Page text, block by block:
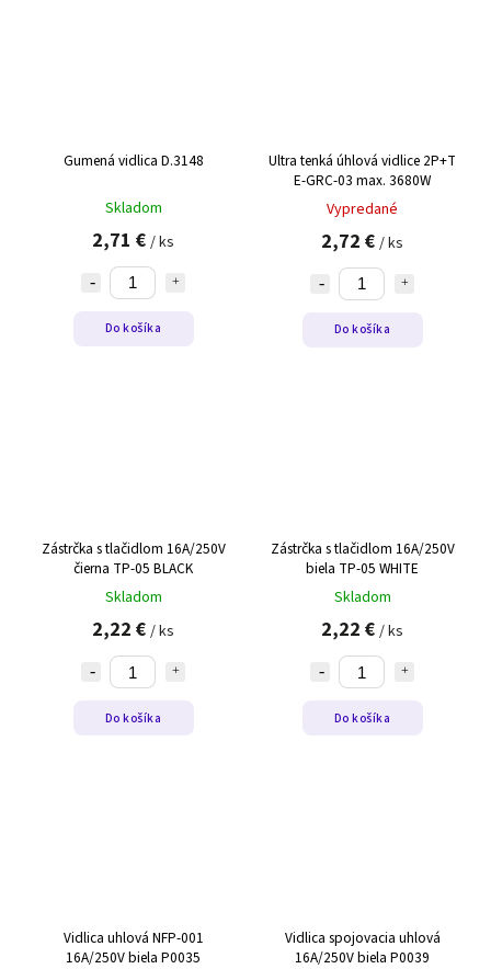
Gumená vidlica D.3148
Skladom
2,71 € / ks
Do košíka
Ultra tenká úhlová vidlice 2P+T
E-GRC-03 max. 3680W
Vypredané
2,72 € / ks
Do košíka
Zástrčka s tlačidlom 16A/250V
čierna TP-05 BLACK
Skladom
2,22 € / ks
Do košíka
Zástrčka s tlačidlom 16A/250V
biela TP-05 WHITE
Skladom
2,22 € / ks
Do košíka
Vidlica uhlová NFP-001
16A/250V biela P0035
Vidlica spojovacia uhlová
16A/250V biela P0039